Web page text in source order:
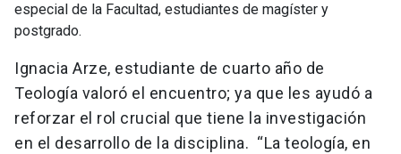
especial de la Facultad, estudiantes de magíster y
postgrado.
Ignacia Arze, estudiante de cuarto año de
Teología valoró el encuentro; ya que les ayudó a
reforzar el rol crucial que tiene la investigación
en el desarrollo de la disciplina. “La teología, en